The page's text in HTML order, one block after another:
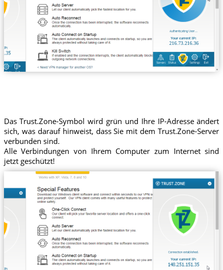
216.73.216.36
Das Trust.Zone-Symbol wird grün und Ihre IP-Adresse ändert
sich, was darauf hinweist, dass Sie mit dem Trust.Zone-Server
verbunden sind.
Alle Verbindungen von Ihrem Computer zum Internet sind
jetzt geschützt!